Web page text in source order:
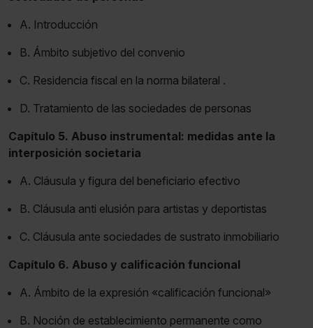
A. Introducción
B. Ámbito subjetivo del convenio
C. Residencia fiscal en la norma bilateral .
D. Tratamiento de las sociedades de personas
Capítulo 5. Abuso instrumental: medidas ante la
interposición societaria
A. Cláusula y figura del beneficiario efectivo
B. Cláusula anti elusión para artistas y deportistas
C. Cláusula ante sociedades de sustrato inmobiliario
Capítulo 6. Abuso y calificación funcional
A. Ámbito de la expresión «calificación funcional»
B. Noción de establecimiento permanente como